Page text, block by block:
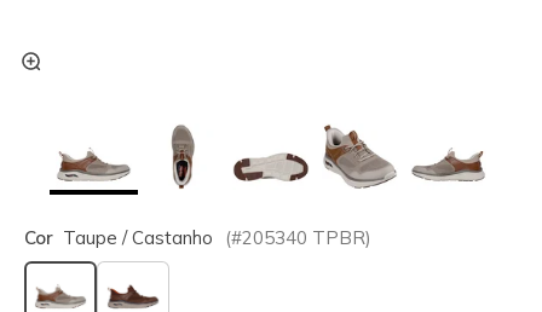
Cor Taupe / Castanho (#205340 TPBR)